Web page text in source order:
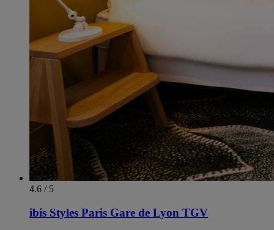
4.6 / 5
ibis Styles Paris Gare de Lyon TGV